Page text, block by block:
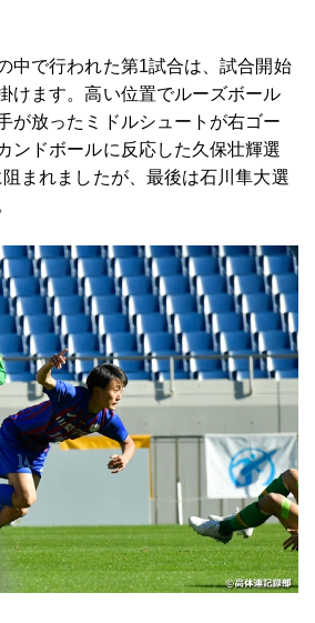
中で行われた第1試合は、試合開始
けます。高い位置でルーズボール
が放ったミドルシュートが右ゴー
ンドボールに反応した久保壮輝選
まれましたが、最後は石川隼大選